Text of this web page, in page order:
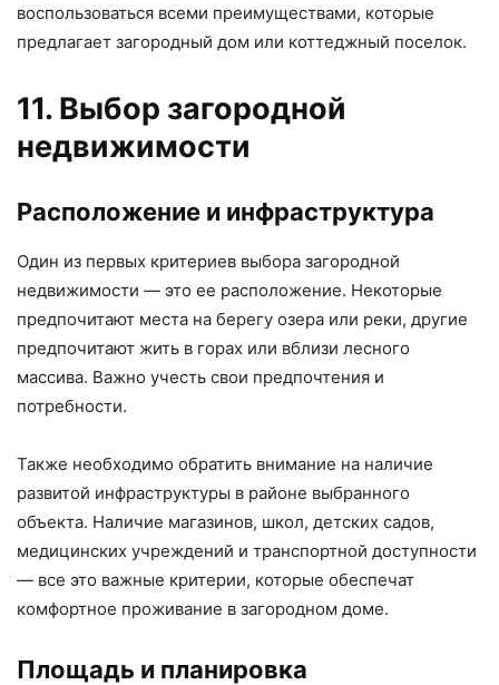
воспользоваться всеми преимуществами, которые
предлагает загородный дом или коттеджный поселок.
11. Выбор загородной
недвижимости
Расположение и инфраструктура
Один из первых критериев выбора загородной
недвижимости — это ее расположение. Некоторые
предпочитают места на берегу озера или реки, другие
предпочитают жить в горах или вблизи лесного
массива. Важно учесть свои предпочтения и
потребности.
Также необходимо обратить внимание на наличие
развитой инфраструктуры в районе выбранного
объекта. Наличие магазинов, школ, детских садов,
медицинских учреждений и транспортной доступности
— все это важные критерии, которые обеспечат
комфортное проживание в загородном доме.
Площадь и планировка